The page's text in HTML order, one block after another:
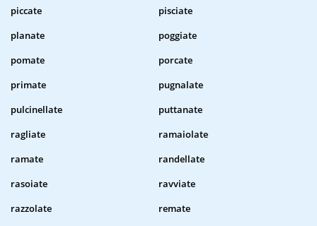
piccate
pisciate
planate
poggiate
pomate
porcate
primate
pugnalate
pulcinellate
puttanate
ragliate
ramaiolate
ramate
randellate
rasoiate
ravviate
razzolate
remate